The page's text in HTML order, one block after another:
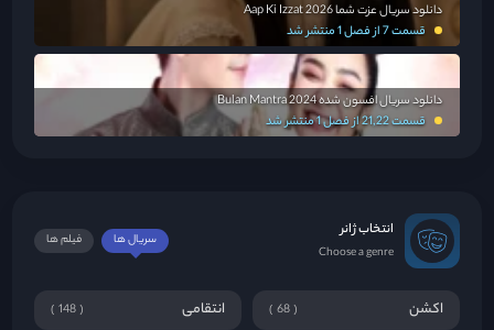
دانلود سریال عزت شما Aap Ki Izzat 2026
قسمت 7 از فصل 1 منتشر شد
دانلود سریال افسون شده Bulan Mantra 2024
قسمت 21,22 از فصل 1 منتشر شد
انتخاب ژانر
Choose a genre
فیلم ها سریال ها
اکشن 68 انتقامی 148